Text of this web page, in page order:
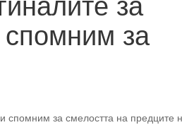
за
спомним за
спомним за смелостта на предците